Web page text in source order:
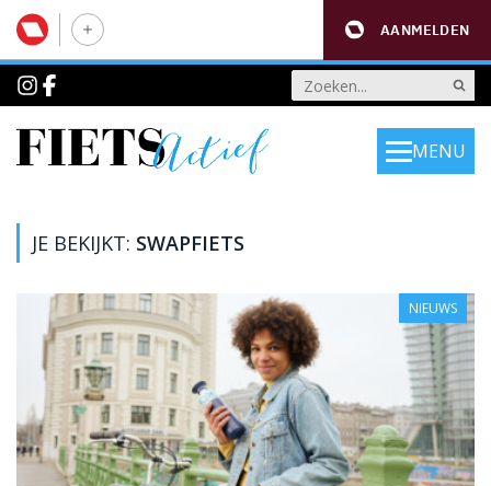
AANMELDEN
MENU
JE BEKIJKT: SWAPFIETS
NIEUWS